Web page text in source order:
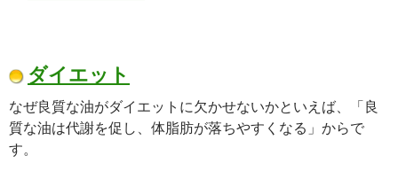
ダイエット
なぜ良質な油がダイエットに欠かせないかといえば、「良
質な油は代謝を促し、体脂肪が落ちやすくなる」からで
す。